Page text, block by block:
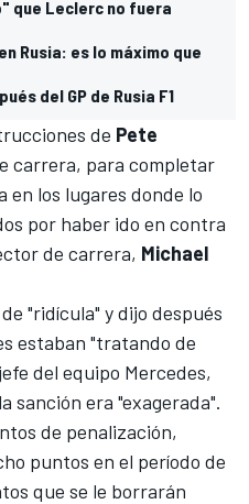
que Leclerc no fuera
Rusia: es lo máximo que
del GP de Rusia F1
de Pete
carrera, para completar
en los lugares donde lo
por haber ido en contra
de carrera, Michael
"ridícula" y dijo después
estaban "tratando de
del equipo Mercedes,
sanción era "exagerada".
de penalización,
puntos en el período de
que se le borrarán